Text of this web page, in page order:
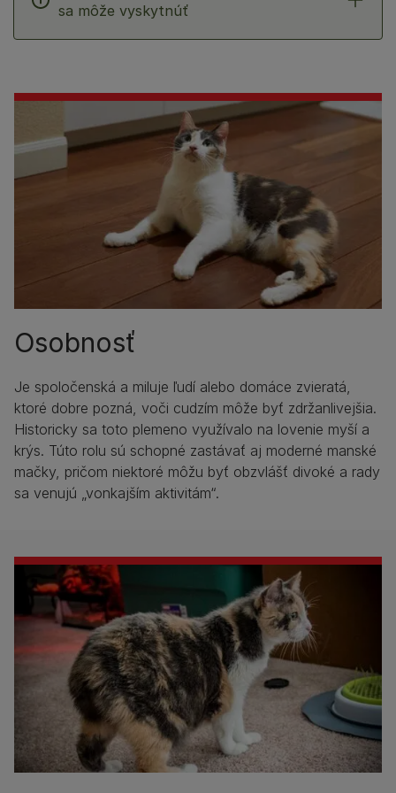
sa môže vyskytnúť
Osobnosť
Je spoločenská a miluje ľudí alebo domáce zvieratá,
ktoré dobre pozná, voči cudzím môže byť zdržanlivejšia.
Historicky sa toto plemeno využívalo na lovenie myší a
krýs. Túto rolu sú schopné zastávať aj moderné manské
mačky, pričom niektoré môžu byť obzvlášť divoké a rady
sa venujú „vonkajším aktivitám“.